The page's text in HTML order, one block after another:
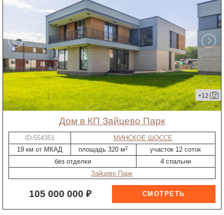
+12
дом в КП Зайцево Парк
ID-554351
МИНСКОЕ ШОССЕ
19 км от МКАД
площадь 320 м2
участок 12 соток
без отделки
4 спальни
Зайцево Парк
105 000 000 ₽